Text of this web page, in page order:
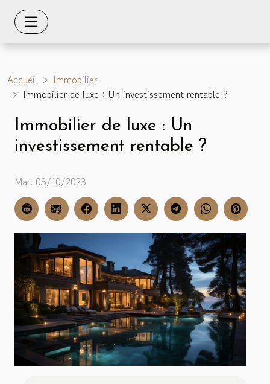
Accueil
Immobilier
Immobilier de luxe : Un investissement rentable ?
Immobilier de luxe : Un
investissement rentable ?
Mar. 03/10/2023